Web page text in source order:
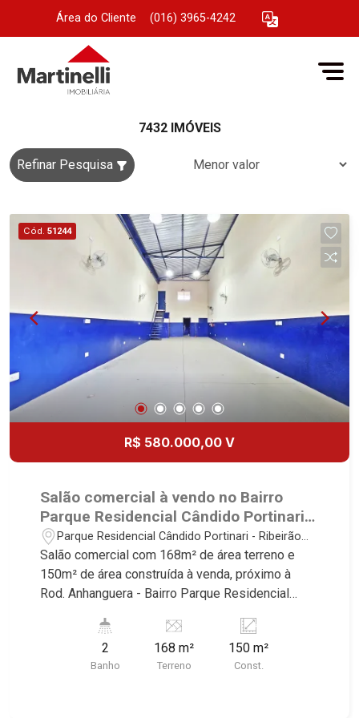
Área do Cliente (016) 3965-4242
7432 IMÓVEIS
Refinar Pesquisa
Cód. 51244
R$ 580.000,00 V
Salão comercial à vendo no Bairro
Parque Residencial Cândido Portinari,
próximo à Rod. Anhanguera - Ribeirão
Preto/SP.
Parque Residencial Cândido Portinari - Ribeirão
Preto/SP
Salão comercial com 168m² de área terreno e
150m² de área construída à venda, próximo à
Rod. Anhanguera - Bairro Parque Residencial
características deste imóvel que a Martinelli
Imobiliária selecionou para você: - 168m² de área
terreno e 150m² de área construída - Escritório -
2
Banho
168 m²
Terreno
150 m²
Const.